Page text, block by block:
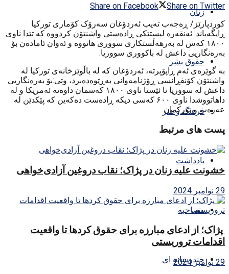
زنان
حقوق بشر
فرهنگ و هنر
یادداشت
مصاحبه
چندرسانه ای
Share on Facebook
Share on Twitter
کوردپارێز/ ڕه‌جه‌ب ته‌یب ئه‌ردۆغان سه‌رۆک کۆماری تورکیا
ڕایگه‌یاند: ئه‌نقه‌ره‌ لیستێکی ڕاده‌ستی واشنتۆن کردووه‌ که‌ تێدا ناوی
۱۸۰۰ که‌س له‌ به‌رهه‌ڵستکاری سووری هاتووه‌ و ئه‌وان ئاماده‌ن بۆ
به‌ره‌نگاریی داعش له‌ باکووری سووریا.
به‌ گوێره‌ی ئه‌م ڕاپۆپرته‌، ئه‌ردۆغان که‌ له‌ باڵوێزخانه‌ی تورکیا له‌
واشنتۆن کۆنفڕانسی ڕۆژنامه‌وانی به‌ڕێوه‌ده‌برد، وتی:بۆ به‌ره‌نگاریی
داعش له‌ سووریا تا ئێستا ناوی ۱۸۰۰ که‌سمان داوه‌ته‌ ئه‌مریکا و له‌
داهاتووشدا ناوی ۶۰۰ که‌سی دیکه‌ ڕاده‌ست ده‌که‌ین که‌ پێکدێن له‌
عه‌ره‌ب و تورکمان.
پست های مرتبط
خشونت علیه زنان در پژاک؛ نقاب دروغین آزادی‌خواهی
29 نوامبر 2024
پژاک؛ از ادعای مبارزه برای حقوق کردها تا واقعیت
اقدامات تروریستی
29 نوامبر 2024